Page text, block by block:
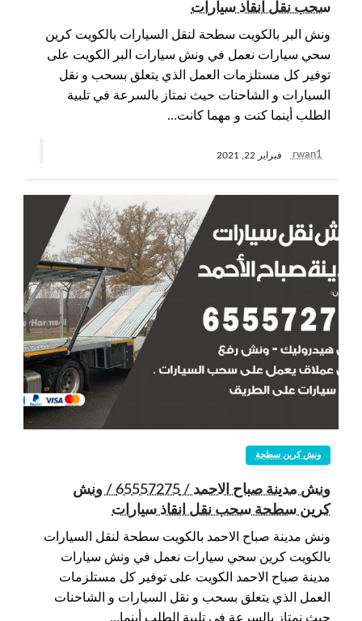
سحب نقل انقاذ سيارات
ونش البر بالكويت سطحة لنقل السيارات بالكويت كرين
سحي سيارات نعمل في ونش سيارات البر الكويت على
توفير كل مستلزمات العمل الذي يتعلق بسحب و نقل
السيارات و الشاحنات حيث نمتاز بالسرعة في تلبية
الطلب أينما كنت و مهما كانت…
rwan1 فبراير 22, 2021
ونش كرين سطحة
ونش مدينة صباح الاحمد / 65557275 / ونش
كرين سطحة سحب نقل انقاذ سيارات
ونش مدينة صباح الاحمد بالكويت سطحة لنقل السيارات
بالكويت كرين سحي سيارات نعمل في ونش سيارات
مدينة صباح الاحمد الكويت على توفير كل مستلزمات
العمل الذي يتعلق بسحب و نقل السيارات و الشاحنات
حيث نمتاز بالسرعة في تلبية الطلب أينما…